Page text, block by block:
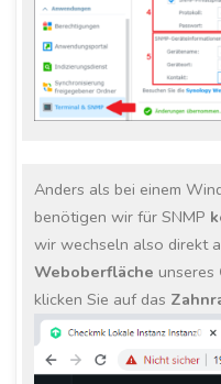
Anders als bei einem
benötigen wir für SNMP
wir wechseln also direkt
Weboberfläche unseres
klicken Sie auf das